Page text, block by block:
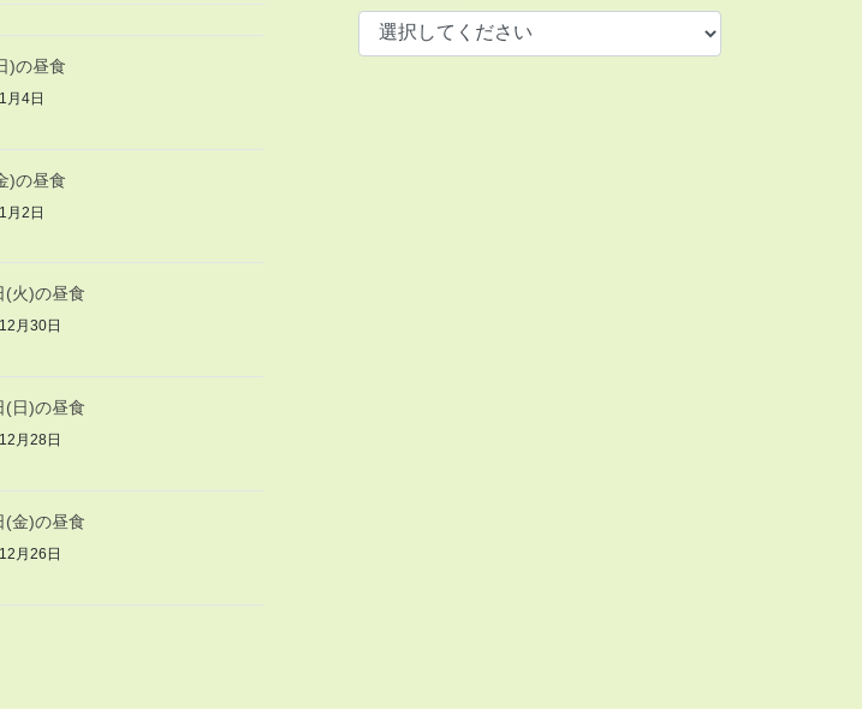
)の昼食
月4日
)の昼食
月2日
(火)の昼食
月30日
(日)の昼食
月28日
(金)の昼食
月26日